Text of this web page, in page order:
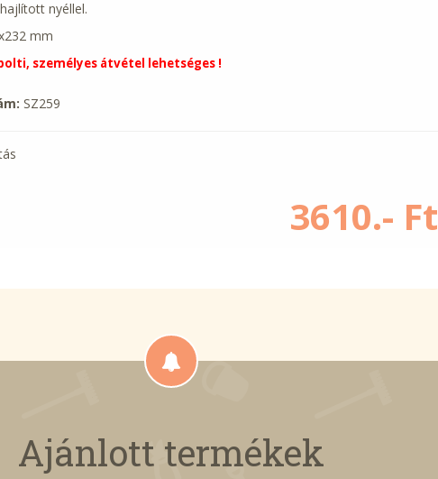
nyéllel.
mm
személyes átvétel lehetséges !
SZ259
3610.- Ft
Ajánlott termékek